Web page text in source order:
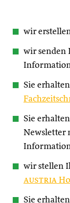
wir
wir senden
Sie
Sie
Newsletter
wir stellen
austria
Sie